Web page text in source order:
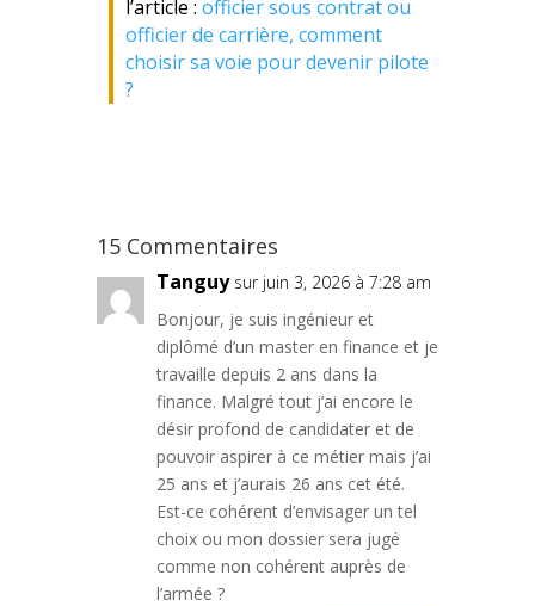
l’article : officier sous contrat ou
officier de carrière, comment
choisir sa voie pour devenir pilote
?
15 Commentaires
Tanguy sur juin 3, 2026 à 7:28 am
Bonjour, je suis ingénieur et
diplômé d’un master en finance et je
travaille depuis 2 ans dans la
finance. Malgré tout j’ai encore le
désir profond de candidater et de
pouvoir aspirer à ce métier mais j’ai
25 ans et j’aurais 26 ans cet été.
Est-ce cohérent d’envisager un tel
choix ou mon dossier sera jugé
comme non cohérent auprès de
l’armée ?